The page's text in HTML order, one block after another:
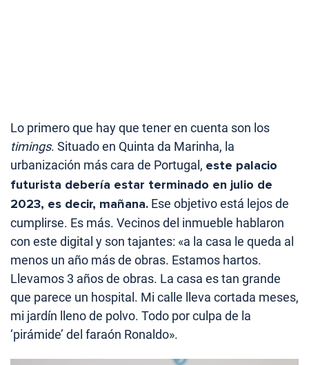
Lo primero que hay que tener en cuenta son los
timings. Situado en Quinta da Marinha, la
urbanización más cara de Portugal, este palacio
futurista debería estar terminado en julio de
2023, es decir, mañana. Ese objetivo está lejos de
cumplirse. Es más. Vecinos del inmueble hablaron
con este digital y son tajantes: «a la casa le queda al
menos un año más de obras. Estamos hartos.
Llevamos 3 años de obras. La casa es tan grande
que parece un hospital. Mi calle lleva cortada meses,
mi jardín lleno de polvo. Todo por culpa de la
‘pirámide’ del faraón Ronaldo».